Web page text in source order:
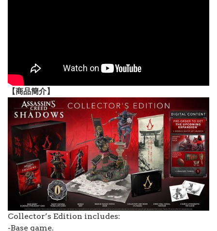
【商品簡介】
Collector’s Edition includes:
-Base game.